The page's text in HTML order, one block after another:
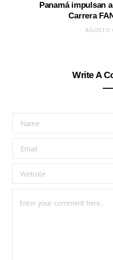
Panamá impulsan
Carrera
AGOSTO
Write A